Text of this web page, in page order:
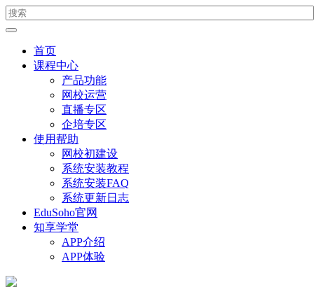
首页
课程中心
产品功能
网校运营
直播专区
企培专区
使用帮助
网校初建设
系统安装教程
系统安装FAQ
系统更新日志
EduSoho官网
知享学堂
APP介绍
APP体验